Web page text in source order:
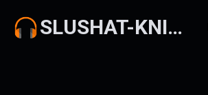
SLUSHAT-KNIGI.COM